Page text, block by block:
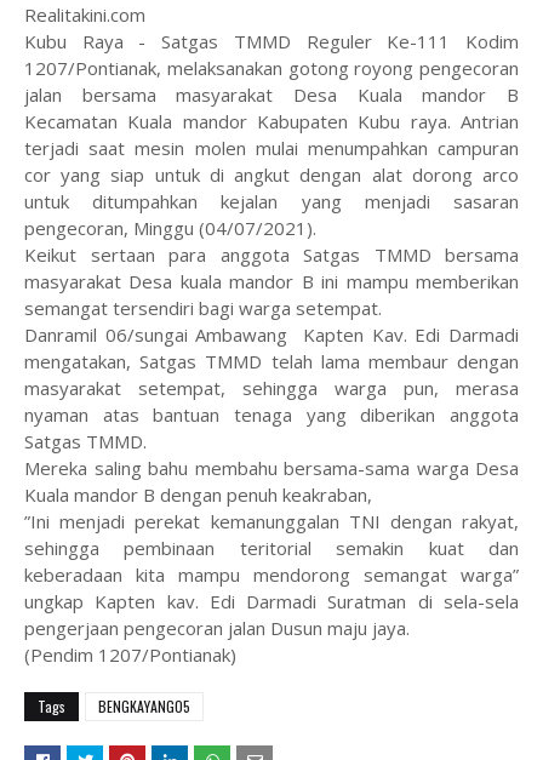
Realitakini.com
Kubu Raya - Satgas TMMD Reguler Ke-111 Kodim
1207/Pontianak, melaksanakan gotong royong pengecoran
jalan bersama masyarakat Desa Kuala mandor B
Kecamatan Kuala mandor Kabupaten Kubu raya. Antrian
terjadi saat mesin molen mulai menumpahkan campuran
cor yang siap untuk di angkut dengan alat dorong arco
untuk ditumpahkan kejalan yang menjadi sasaran
pengecoran, Minggu (04/07/2021).
Keikut sertaan para anggota Satgas TMMD bersama
masyarakat Desa kuala mandor B ini mampu memberikan
semangat tersendiri bagi warga setempat.
Danramil 06/sungai Ambawang Kapten Kav. Edi Darmadi
mengatakan, Satgas TMMD telah lama membaur dengan
masyarakat setempat, sehingga warga pun, merasa
nyaman atas bantuan tenaga yang diberikan anggota
Satgas TMMD.
Mereka saling bahu membahu bersama-sama warga Desa
Kuala mandor B dengan penuh keakraban,
”Ini menjadi perekat kemanunggalan TNI dengan rakyat,
sehingga pembinaan teritorial semakin kuat dan
keberadaan kita mampu mendorong semangat warga”
ungkap Kapten kav. Edi Darmadi Suratman di sela-sela
pengerjaan pengecoran jalan Dusun maju jaya.
(Pendim 1207/Pontianak)
Tags BENGKAYANGO5